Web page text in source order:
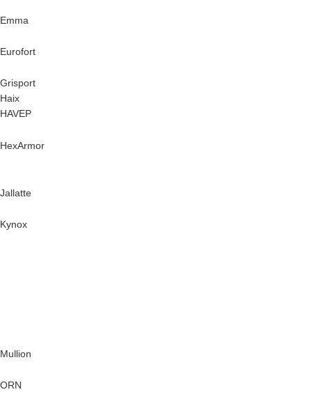
Emma
Eurofort
Grisport
Haix
HAVEP
HexArmor
Jallatte
Kynox
Mullion
ORN